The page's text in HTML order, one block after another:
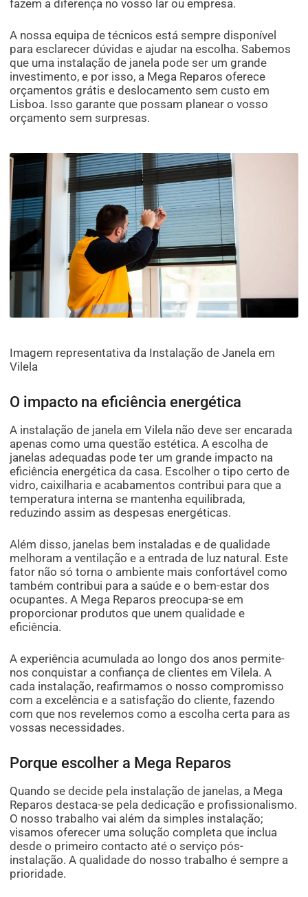
fazem a diferença no vosso lar ou empresa.
A nossa equipa de técnicos está sempre disponível
para esclarecer dúvidas e ajudar na escolha. Sabemos
que uma instalação de janela pode ser um grande
investimento, e por isso, a Mega Reparos oferece
orçamentos grátis e deslocamento sem custo em
Lisboa. Isso garante que possam planear o vosso
orçamento sem surpresas.
Imagem representativa da Instalação de Janela em
Vilela
O impacto na eficiência energética
A instalação de janela em Vilela não deve ser encarada
apenas como uma questão estética. A escolha de
janelas adequadas pode ter um grande impacto na
eficiência energética da casa. Escolher o tipo certo de
vidro, caixilharia e acabamentos contribui para que a
temperatura interna se mantenha equilibrada,
reduzindo assim as despesas energéticas.
Além disso, janelas bem instaladas e de qualidade
melhoram a ventilação e a entrada de luz natural. Este
fator não só torna o ambiente mais confortável como
também contribui para a saúde e o bem-estar dos
ocupantes. A Mega Reparos preocupa-se em
proporcionar produtos que unem qualidade e
eficiência.
A experiência acumulada ao longo dos anos permite-
nos conquistar a confiança de clientes em Vilela. A
cada instalação, reafirmamos o nosso compromisso
com a excelência e a satisfação do cliente, fazendo
com que nos revelemos como a escolha certa para as
vossas necessidades.
Porque escolher a Mega Reparos
Quando se decide pela instalação de janelas, a Mega
Reparos destaca-se pela dedicação e profissionalismo.
O nosso trabalho vai além da simples instalação;
visamos oferecer uma solução completa que inclua
desde o primeiro contacto até o serviço pós-
instalação. A qualidade do nosso trabalho é sempre a
prioridade.